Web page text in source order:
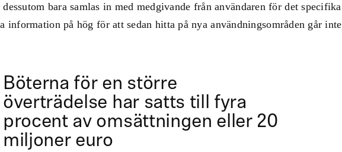
bara samlas in med medgivande från användaren för det specifika
information på hög för att sedan hitta på nya användningsområden går inte
Böterna för en större
överträdelse har satts till fyra
procent av omsättningen eller 20
miljoner euro